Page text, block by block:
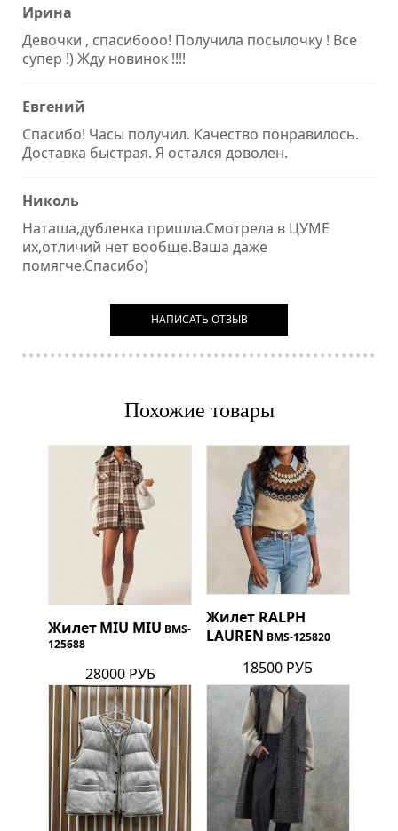
Ирина
Девочки , спасибооо! Получила посылочку ! Все
супер !) Жду новинок !!!!
Евгений
Спасибо! Часы получил. Качество понравилось.
Доставка быстрая. Я остался доволен.
Николь
Наташа,дубленка пришла.Смотрела в ЦУМЕ
их,отличий нет вообще.Ваша даже
помягче.Спасибо)
НАПИСАТЬ ОТЗЫВ
Похожие товары
ЖилетMIU MIU BMS-
125688
28000 РУБ
Жилет RALPH
LAUREN BMS-125820
18500 РУБ